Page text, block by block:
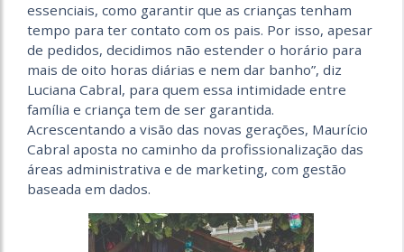
essenciais, como garantir que as crianças tenham
tempo para ter contato com os pais. Por isso, apesar
de pedidos, decidimos não estender o horário para
mais de oito horas diárias e nem dar banho”, diz
Luciana Cabral, para quem essa intimidade entre
família e criança tem de ser garantida.
Acrescentando a visão das novas gerações, Maurício
Cabral aposta no caminho da profissionalização das
áreas administrativa e de marketing, com gestão
baseada em dados.